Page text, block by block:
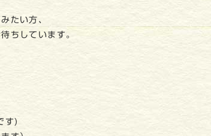
たい方、
ちしています。
す)